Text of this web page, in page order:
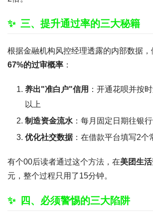
三、提升通过率的三大秘籍
根据金融机构风控经理透露的内部数据
67%的过审概率 ：
养出"准白户"信用 ：开通花呗并按
以上
制造资金流水 ：每月固定日期往银
优化社交数据：在借款平台填写2个
有个00后读者通过这个方法，在美团生
元，整个过程只用了15分钟。
四、必须警惕的三大陷阱